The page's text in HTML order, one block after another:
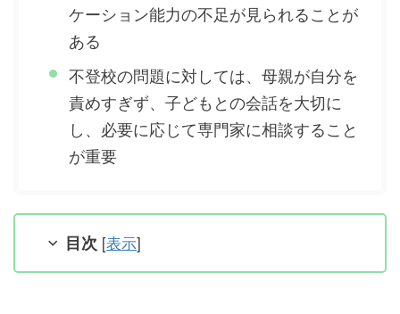
ケーション能力の不足が見られることが
ある
不登校の問題に対しては、母親が自分を
責めすぎず、子どもとの会話を大切に
し、必要に応じて専門家に相談すること
が重要
目次 [表示]